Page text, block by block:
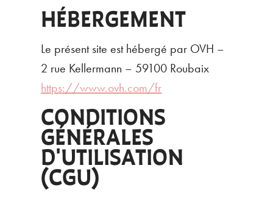
HÉBERGEMENT
Le présent site est hébergé par OVH –
2 rue Kellermann – 59100 Roubaix
https://www.ovh.com/fr
CONDITIONS
GÉNÉRALES
D'UTILISATION
(CGU)